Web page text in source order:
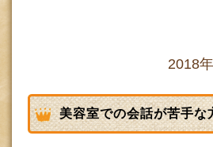
2018
美容室での会話が苦手な